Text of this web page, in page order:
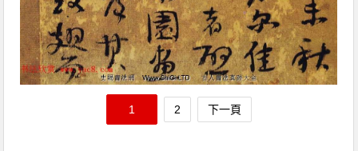
1 2 下一頁